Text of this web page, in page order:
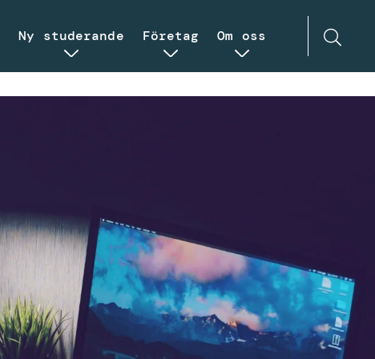
Ny studerande Företag Om oss